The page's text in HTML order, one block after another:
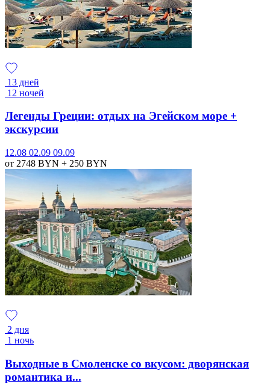
13 дней
12 ночей
Легенды Греции: отдых на Эгейском море +
экскурсии
12.08 02.09 09.09
от 2748 BYN + 250 BYN
2 дня
1 ночь
Выходные в Смоленске со вкусом: дворянская
романтика и...